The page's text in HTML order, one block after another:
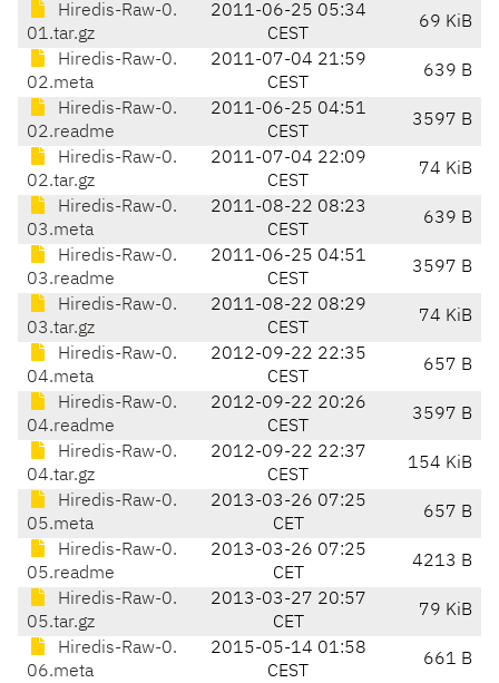
Hiredis-Raw-0.
01.tar.gz
2011-06-25 05:34
CEST
69 KiB
Hiredis-Raw-0.
02.meta
2011-07-04 21:59
CEST
639 B
Hiredis-Raw-0.
02.readme
2011-06-25 04:51
CEST
3597 B
Hiredis-Raw-0.
02.tar.gz
2011-07-04 22:09
CEST
74 KiB
Hiredis-Raw-0.
03.meta
2011-08-22 08:23
CEST
639 B
Hiredis-Raw-0.
03.readme
2011-06-25 04:51
CEST
3597 B
Hiredis-Raw-0.
03.tar.gz
2011-08-22 08:29
CEST
74 KiB
Hiredis-Raw-0.
04.meta
2012-09-22 22:35
CEST
657 B
Hiredis-Raw-0.
04.readme
2012-09-22 20:26
CEST
3597 B
Hiredis-Raw-0.
04.tar.gz
2012-09-22 22:37
CEST
154 KiB
Hiredis-Raw-0.
05.meta
2013-03-26 07:25
CET
657 B
Hiredis-Raw-0.
05.readme
2013-03-26 07:25
CET
4213 B
Hiredis-Raw-0.
05.tar.gz
2013-03-27 20:57
CET
79 KiB
Hiredis-Raw-0.
06.meta
2015-05-14 01:58
CEST
661 B